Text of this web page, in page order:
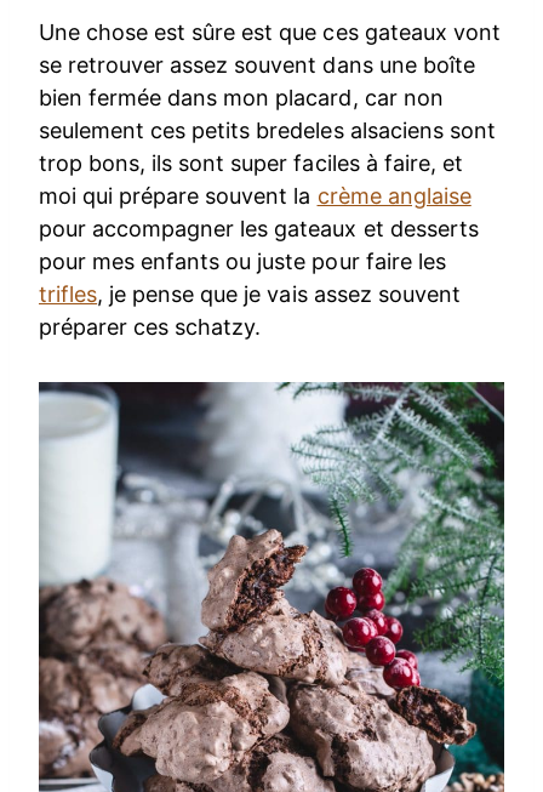
Une chose est sûre est que ces gateaux vont
se retrouver assez souvent dans une boîte
bien fermée dans mon placard, car non
seulement ces petits bredeles alsaciens sont
trop bons, ils sont super faciles à faire, et
moi qui prépare souvent la crème anglaise
pour accompagner les gateaux et desserts
pour mes enfants ou juste pour faire les
trifles, je pense que je vais assez souvent
préparer ces schatzy.